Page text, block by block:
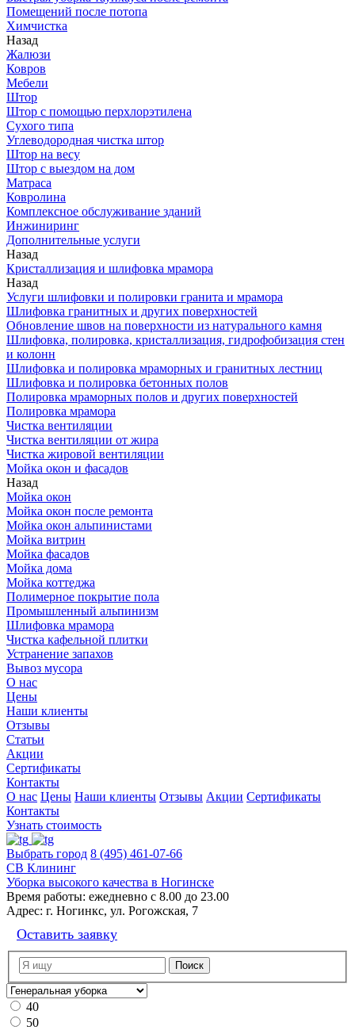
Помещений после потопа
Химчистка
Назад
Жалюзи
Ковров
Мебели
Штор
Штор с помощью перхлорэтилена
Сухого типа
Углеводородная чистка штор
Штор на весу
Штор с выездом на дом
Матраса
Ковролина
Комплексное обслуживание зданий
Инжиниринг
Дополнительные услуги
Назад
Кристаллизация и шлифовка мрамора
Назад
Услуги шлифовки и полировки гранита и мрамора
Шлифовка гранитных и других поверхностей
Обновление швов на поверхности из натурального камня
Шлифовка, полировка, кристаллизация, гидрофобизация стен
и колонн
Шлифовка и полировка мраморных и гранитных лестниц
Шлифовка и полировка бетонных полов
Полировка мраморных полов и других поверхностей
Полировка мрамора
Чистка вентиляции
Чистка вентиляции от жира
Чистка жировой вентиляции
Мойка окон и фасадов
Назад
Мойка окон
Мойка окон после ремонта
Мойка окон альпинистами
Мойка витрин
Мойка фасадов
Мойка дома
Мойка коттеджа
Полимерное покрытие пола
Промышленный альпинизм
Шлифовка мрамора
Чистка кафельной плитки
Устранение запахов
Вывоз мусора
О нас
Цены
Наши клиенты
Отзывы
Статьи
Акции
Сертификаты
Контакты
О нас Цены Наши клиенты Отзывы Акции Сертификаты
Контакты
Узнать стоимость
Выбрать город 8 (495) 461-07-66
СВ Клининг
Уборка высокого качества в Ногинске
Время работы: ежедневно с 8.00 до 23.00
Адрес: г. Ногинкс, ул. Рогожская, 7
Оставить заявку
40
50